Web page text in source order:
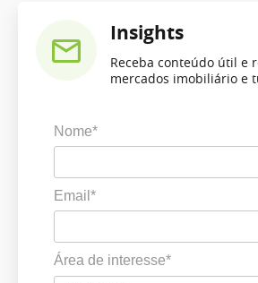
Insights
Receba conteúdo útil e
mercados imobiliário e
Nome*
Email*
Área de interesse*